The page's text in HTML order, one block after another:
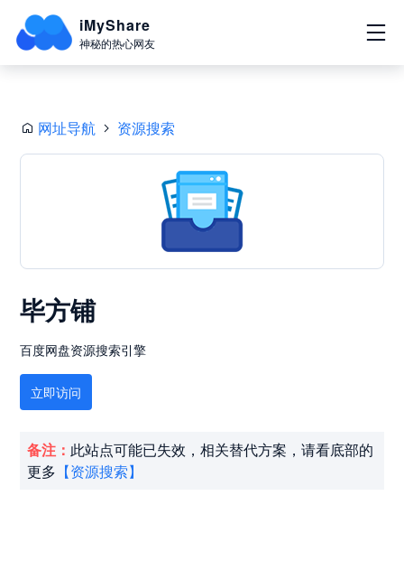
iMyShare
神秘的热心网友
网址导航 资源搜索
毕方铺
百度网盘资源搜索引擎
立即访问
备注： 此站点可能已失效，相关替代方案，请看底部的
更多 【资源搜索】